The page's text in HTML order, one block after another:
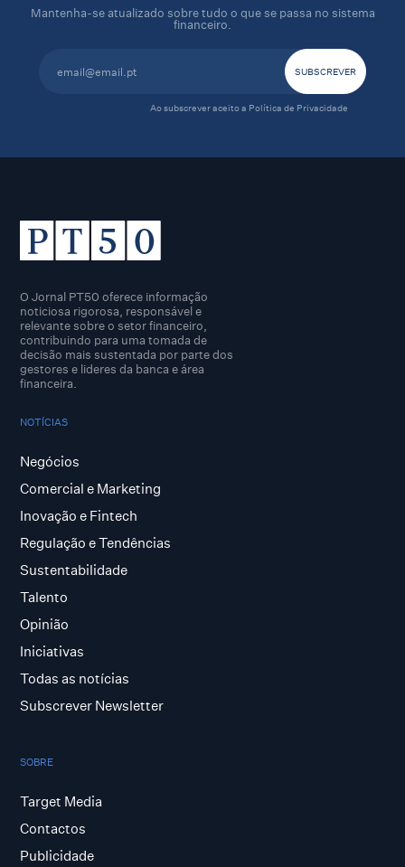
Mantenha-se atualizado sobre tudo o que se passa no sistema
financeiro.
Ao subscrever aceito a Política de Privacidade
O Jornal PT50 oferece informação
noticiosa rigorosa, responsável e
relevante sobre o setor financeiro,
contribuindo para uma tomada de
decisão mais sustentada por parte dos
gestores e lideres da banca e área
financeira.
NOTÍCIAS
Negócios
Comercial e Marketing
Inovação e Fintech
Regulação e Tendências
Sustentabilidade
Talento
Opinião
Iniciativas
Todas as notícias
Subscrever Newsletter
SOBRE
Target Media
Contactos
Publicidade